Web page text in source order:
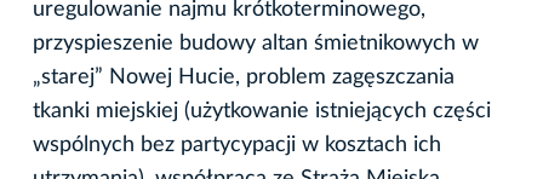
uregulowanie najmu krótkoterminowego,
przyspieszenie budowy altan śmietnikowych w
„starej” Nowej Hucie, problem zagęszczania
tkanki miejskiej (użytkowanie istniejących części
wspólnych bez partycypacji w kosztach ich